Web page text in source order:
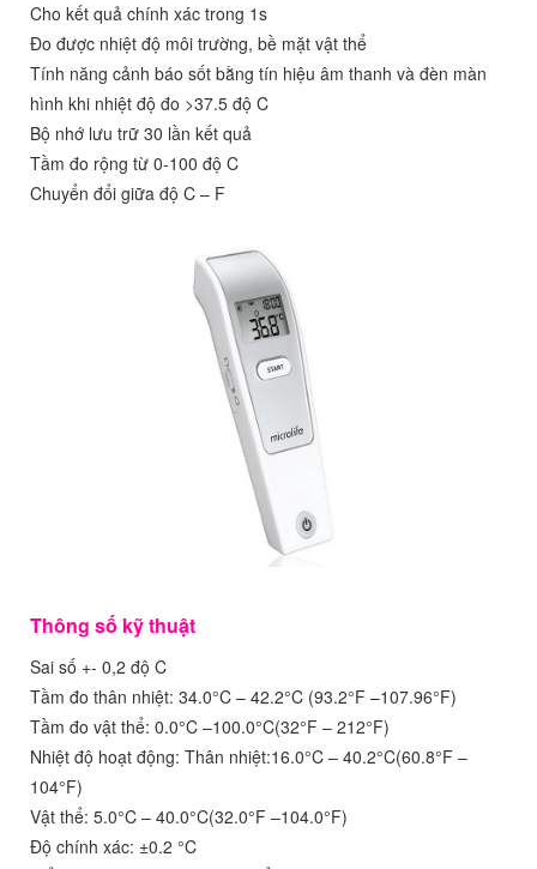
Cho kết quả chính xác trong 1s
Đo được nhiệt độ môi trường, bề mặt vật thể
Tính năng cảnh báo sốt bằng tín hiệu âm thanh và đèn màn
hình khi nhiệt độ đo >37.5 độ C
Bộ nhớ lưu trữ 30 lần kết quả
Tầm đo rộng từ 0-100 độ C
Chuyển đổi giữa độ C – F
Thông số kỹ thuật
Sai số +- 0,2 độ C
Tầm đo thân nhiệt: 34.0°C – 42.2°C (93.2°F –107.96°F)
Tầm đo vật thể: 0.0°C –100.0°C(32°F – 212°F)
Nhiệt độ hoạt động: Thân nhiệt:16.0°C – 40.2°C(60.8°F –
104°F)
Vật thể: 5.0°C – 40.0°C(32.0°F –104.0°F)
Độ chính xác: ±0.2 °C